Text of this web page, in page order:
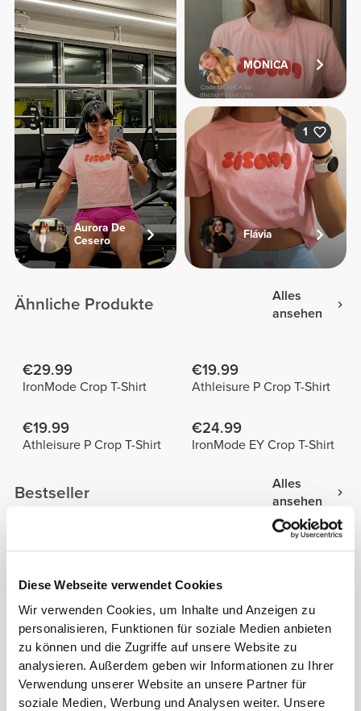
Diese Webseite verwendet Cookies
Wir verwenden Cookies, um Inhalte und Anzeigen zu
personalisieren, Funktionen für soziale Medien anbieten
zu können und die Zugriffe auf unsere Website zu
analysieren. Außerdem geben wir Informationen zu Ihrer
Verwendung unserer Website an unsere Partner für
soziale Medien, Werbung und Analysen weiter. Unsere
Aurora De
Cesero
MONICA
1
Flávia
Ähnliche Produkte
Alles
ansehen
€29.99
IronMode Crop T-Shirt
€19.99
Athleisure P Crop T-Shirt
€19.99
Athleisure P Crop T-Shirt
€24.99
IronMode EY Crop T-Shirt
Bestseller
Alles
ansehen
€24.99
Athleisure P Oversized T-
Shirt
€24.99
SoulSkin T-Shirt mit
Rückenausschnitt
Produktdetails